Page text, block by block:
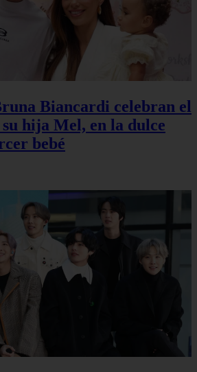
Biancardi celebran el
su hija Mel, en la dulce
bebé